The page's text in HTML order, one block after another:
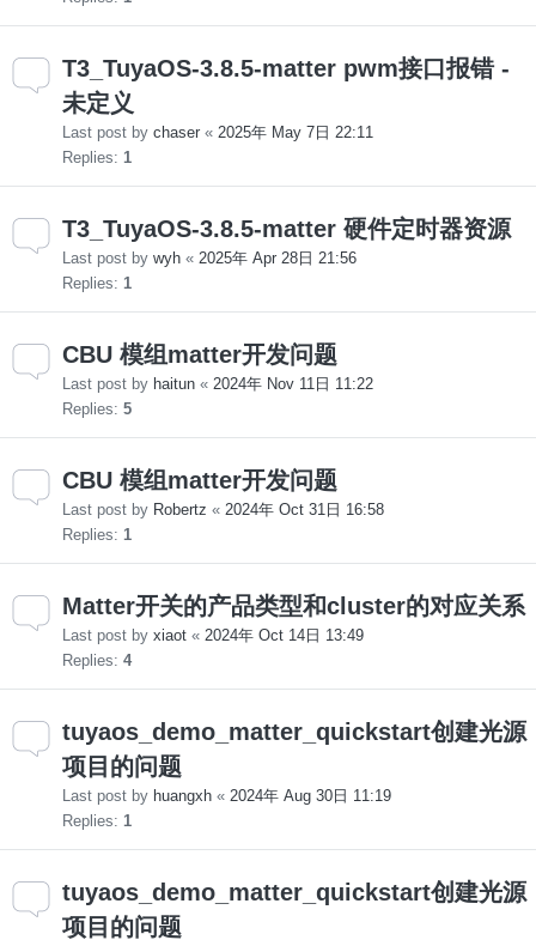
T3_TuyaOS-3.8.5-matter pwm接口报错 -
未定义
Last post by chaser « 2025年 May 7日 22:11
Replies: 1
T3_TuyaOS-3.8.5-matter 硬件定时器资源
Last post by wyh « 2025年 Apr 28日 21:56
Replies: 1
CBU 模组matter开发问题
Last post by haitun « 2024年 Nov 11日 11:22
Replies: 5
CBU 模组matter开发问题
Last post by Robertz « 2024年 Oct 31日 16:58
Replies: 1
Matter开关的产品类型和cluster的对应关系
Last post by xiaot « 2024年 Oct 14日 13:49
Replies: 4
tuyaos_demo_matter_quickstart创建光源
项目的问题
Last post by huangxh « 2024年 Aug 30日 11:19
Replies: 1
tuyaos_demo_matter_quickstart创建光源
项目的问题